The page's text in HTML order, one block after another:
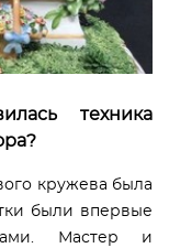
техника
кружева была
были впервые
Мастер и